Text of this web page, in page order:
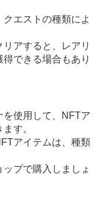
エストの種類によ
アすると、レアリ
できる場合もあり
使用して、NFTア
す。
アイテムは、種類
プで購入しましょ